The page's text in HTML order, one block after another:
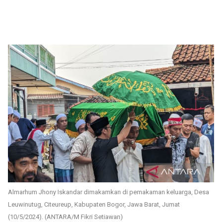
Almarhum Jhony Iskandar dimakamkan di pemakaman keluarga, Desa
Leuwinutug, Citeureup, Kabupaten Bogor, Jawa Barat, Jumat
(10/5/2024). (ANTARA/M Fikri Setiawan)